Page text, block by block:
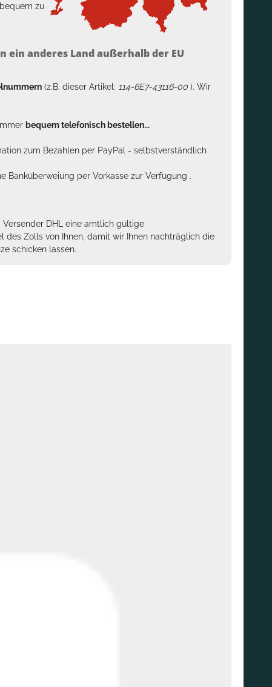
zu
anderes Land außerhalb der EU
(z.B. dieser Artikel: 114-6E7-43116-00 ). Wir
bequem telefonisch bestellen...
zum Bezahlen per PayPal - selbstverständlich
Banküberweiung per Vorkasse zur Verfügung .
Versender DHL eine amtlich gültige
Zolls von Ihnen, damit wir Ihnen nachträglich die
schicken lassen.